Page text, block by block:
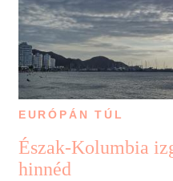
EURÓPÁN TÚL
Észak-Kolumbia
hinnéd